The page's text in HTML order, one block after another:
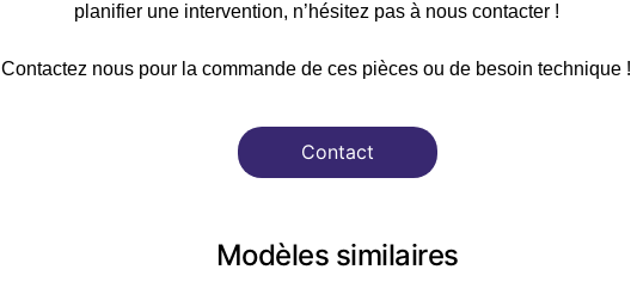
planifier une intervention, n’hésitez pas à nous contacter !
Contactez nous pour la commande de ces pièces ou de besoin technique !
Contact
Modèles similaires